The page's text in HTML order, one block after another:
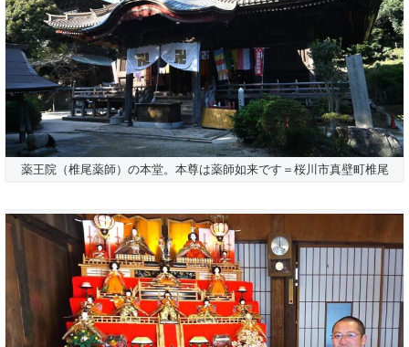
薬王院（椎尾薬師）の本堂。本尊は薬師如来です＝桜川市真壁町椎尾